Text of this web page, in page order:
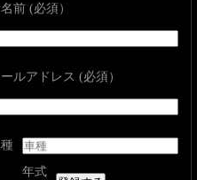
前 (必須）
ルアドレス (必須）
年式